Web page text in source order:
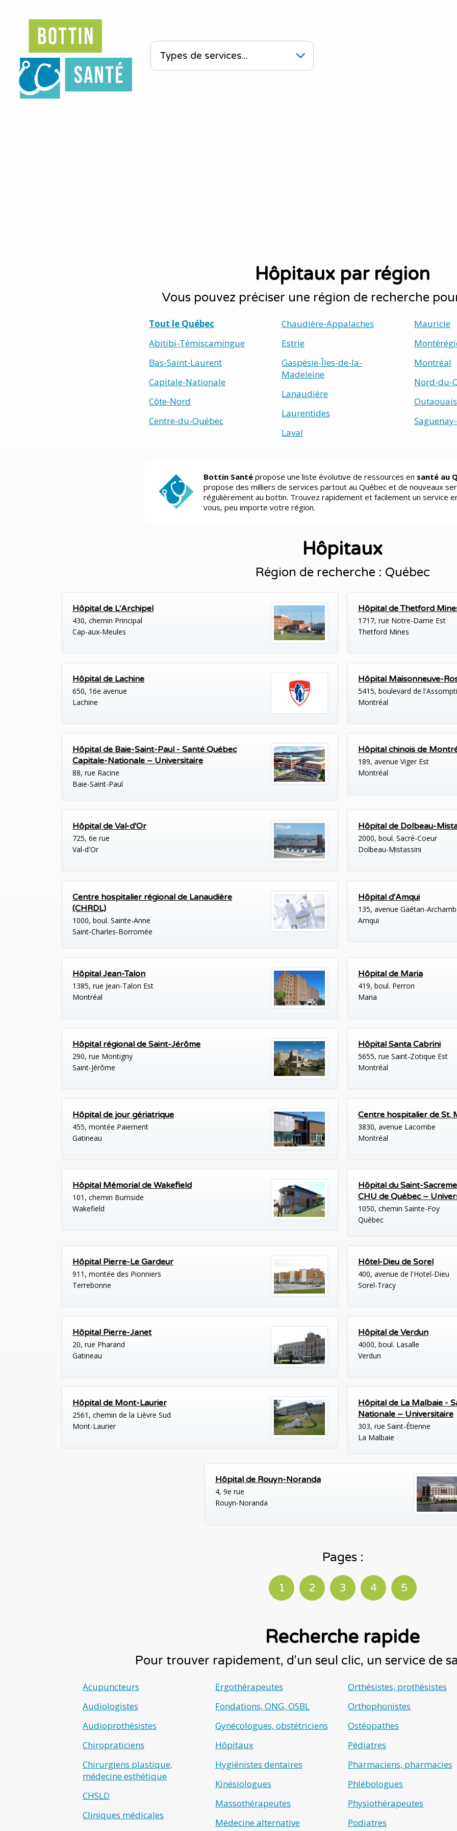
Hôpitaux par région
Vous pouvez préciser une région de recherche
Tout le Québec
Abitibi-Témiscamingue
Bas-Saint-Laurent
Capitale-Nationale
Côte-Nord
Centre-du-Québec
Chaudière-Appalaches
Estrie
Gaspésie-Îles-de-la-
Madeleine
Lanaudière
Laurentides
Laval
Mauricie
Montréal
Nord-du-
Outaouais
Bottin Santé propose une liste évolutive de ressources en santé au
propose des milliers de services partout au Québec et de nouveaux
régulièrement au bottin. Trouvez rapidement et facilement un service
vous, peu importe votre région.
Hôpitaux
Région de recherche : Québec
Hôpital de L'Archipel
430, chemin Principal
Cap-aux-Meules
Hôpital de Thetford
1717, rue Notre-Dame Est
Thetford Mines
Hôpital de Lachine
650, 16e avenue
Lachine
Hôpital Maisonneuve-
5415, boulevard de
Montréal
Hôpital de Baie-Saint-Paul - Santé Québec
Capitale-Nationale – Universitaire
88, rue Racine
Baie-Saint-Paul
Hôpital chinois de
189, avenue Viger Est
Montréal
Hôpital de Val-d'Or
725, 6e rue
Val-d'Or
Hôpital de Dolbeau-
2000, boul. Sacré-Coeur
Dolbeau-Mistassini
Centre hospitalier régional de Lanaudière
(CHRDL)
1000, boul. Sainte-Anne
Saint-Charles-Borromée
Hôpital d'Amqui
135, avenue Gaétan-
Amqui
Hôpital Jean-Talon
1385, rue Jean-Talon Est
Montréal
Hôpital de Maria
419, boul. Perron
Maria
Hôpital régional de Saint-Jérôme
290, rue Montigny
Saint-Jérôme
Hôpital Santa Cabrini
5655, rue Saint-Zotique Est
Montréal
Hôpital de jour gériatrique
455, montée Paiement
Gatineau
Centre hospitalier de St.
3830, avenue Lacombe
Montréal
Hôpital Mémorial de Wakefield
101, chemin Burnside
Wakefield
Hôpital du Saint-
CHU de Québec –
1050, chemin Sainte-Foy
Québec
Hôpital Pierre-Le Gardeur
911, montée des Pionniers
Terrebonne
Hôtel-Dieu de Sorel
400, avenue de l'Hotel-Dieu
Sorel-Tracy
Hôpital Pierre-Janet
20, rue Pharand
Gatineau
Hôpital de Verdun
4000, boul. Lasalle
Verdun
Hôpital de Mont-Laurier
2561, chemin de la Lièvre Sud
Mont-Laurier
Hôpital de La Malbaie -
Nationale – Universitaire
303, rue Saint-Étienne
La Malbaie
Hôpital de Rouyn-Noranda
4, 9e rue
Rouyn-Noranda
Pages :
1 2 3 4 5
Recherche rapide
Pour trouver rapidement, d'un seul clic, un service de
Acupuncteurs
Audiologistes
Audioprothésistes
Chiropraticiens
Chirurgiens plastique,
médecine esthétique
CHSLD
Cliniques médicales
Ergothérapeutes
Fondations, ONG, OSBL
Gynécologues, obstétriciens
Hôpitaux
Hygiénistes dentaires
Kinésiologues
Massothérapeutes
Médecine alternative
Orthésistes, prothésistes
Orthophonistes
Ostéopathes
Pédiatres
Pharmaciens, pharmacies
Phlébologues
Physiothérapeutes
Podiatres